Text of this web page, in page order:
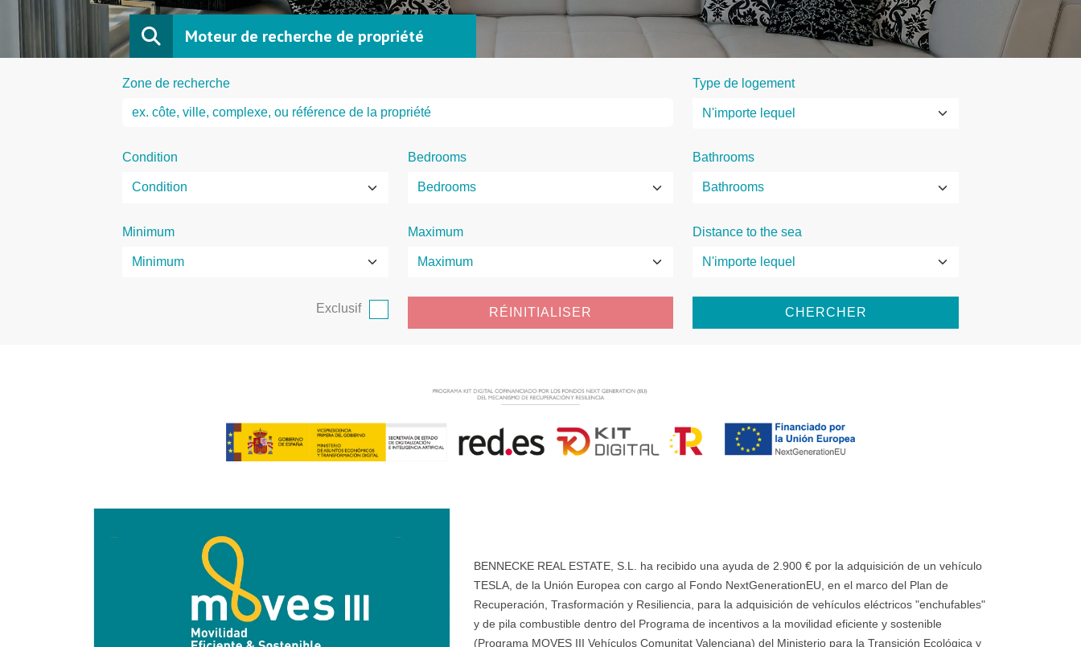
Moteur de recherche de propriété
Zone de recherche Type de logement
Condition Bedrooms Bathrooms
Minimum Maximum Distance to the sea
Exclusif RÉINITIALISER CHERCHER
BENNECKE REAL ESTATE, S.L. ha recibido una ayuda de 2.900 € por la adquisición de un vehículo
TESLA, de la Unión Europea con cargo al Fondo NextGenerationEU, en el marco del Plan de
Recuperación, Trasformación y Resiliencia, para la adquisición de vehículos eléctricos "enchufables"
y de pila combustible dentro del Programa de incentivos a la movilidad eficiente y sostenible
(Programa MOVES III Vehículos Comunitat Valenciana) del Ministerio para la Transición Ecológica y